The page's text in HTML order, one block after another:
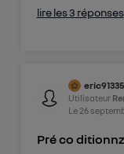
lire les 3 réponses
Utilisateur
Le 26
Pré co